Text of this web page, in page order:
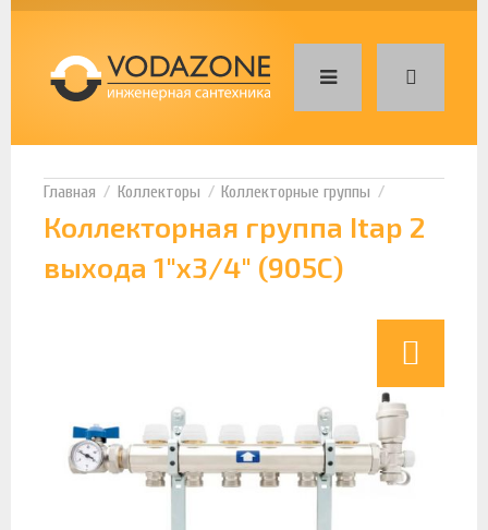
Коллекторы Коллекторные группы
Коллекторная группа Itap 2
выхода 1"х3/4" (905C)